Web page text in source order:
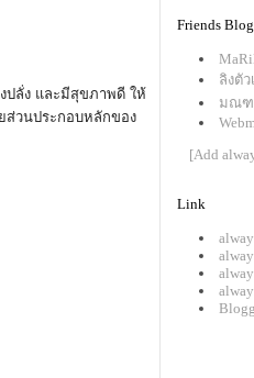
ปลั่ง และมีสุขภาพดี ให้
ส่วนประกอบหลักของ
Friends Blog
ลิงตัว
มณฑ
[Add
Link